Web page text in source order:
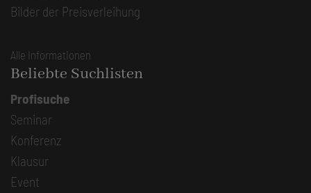
Bilder der Preisverleihung
Alle Informationen
Beliebte Suchlisten
Profisuche
Seminar
Konferenz
Klausur
Event